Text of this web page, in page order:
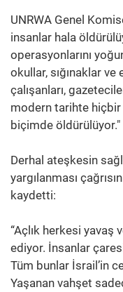
UNRWA Genel
insanlar hala
operasyonlarını
okullar, sığınaklar ve
çalışanları,
modern tarihte
biçimde öldürülüyor."
Derhal ateşkesin
yargılanması
kaydetti:
“Açlık herkesi yavaş
ediyor. İnsanlar
Tüm bunlar İsrail’in
Yaşanan vahşet